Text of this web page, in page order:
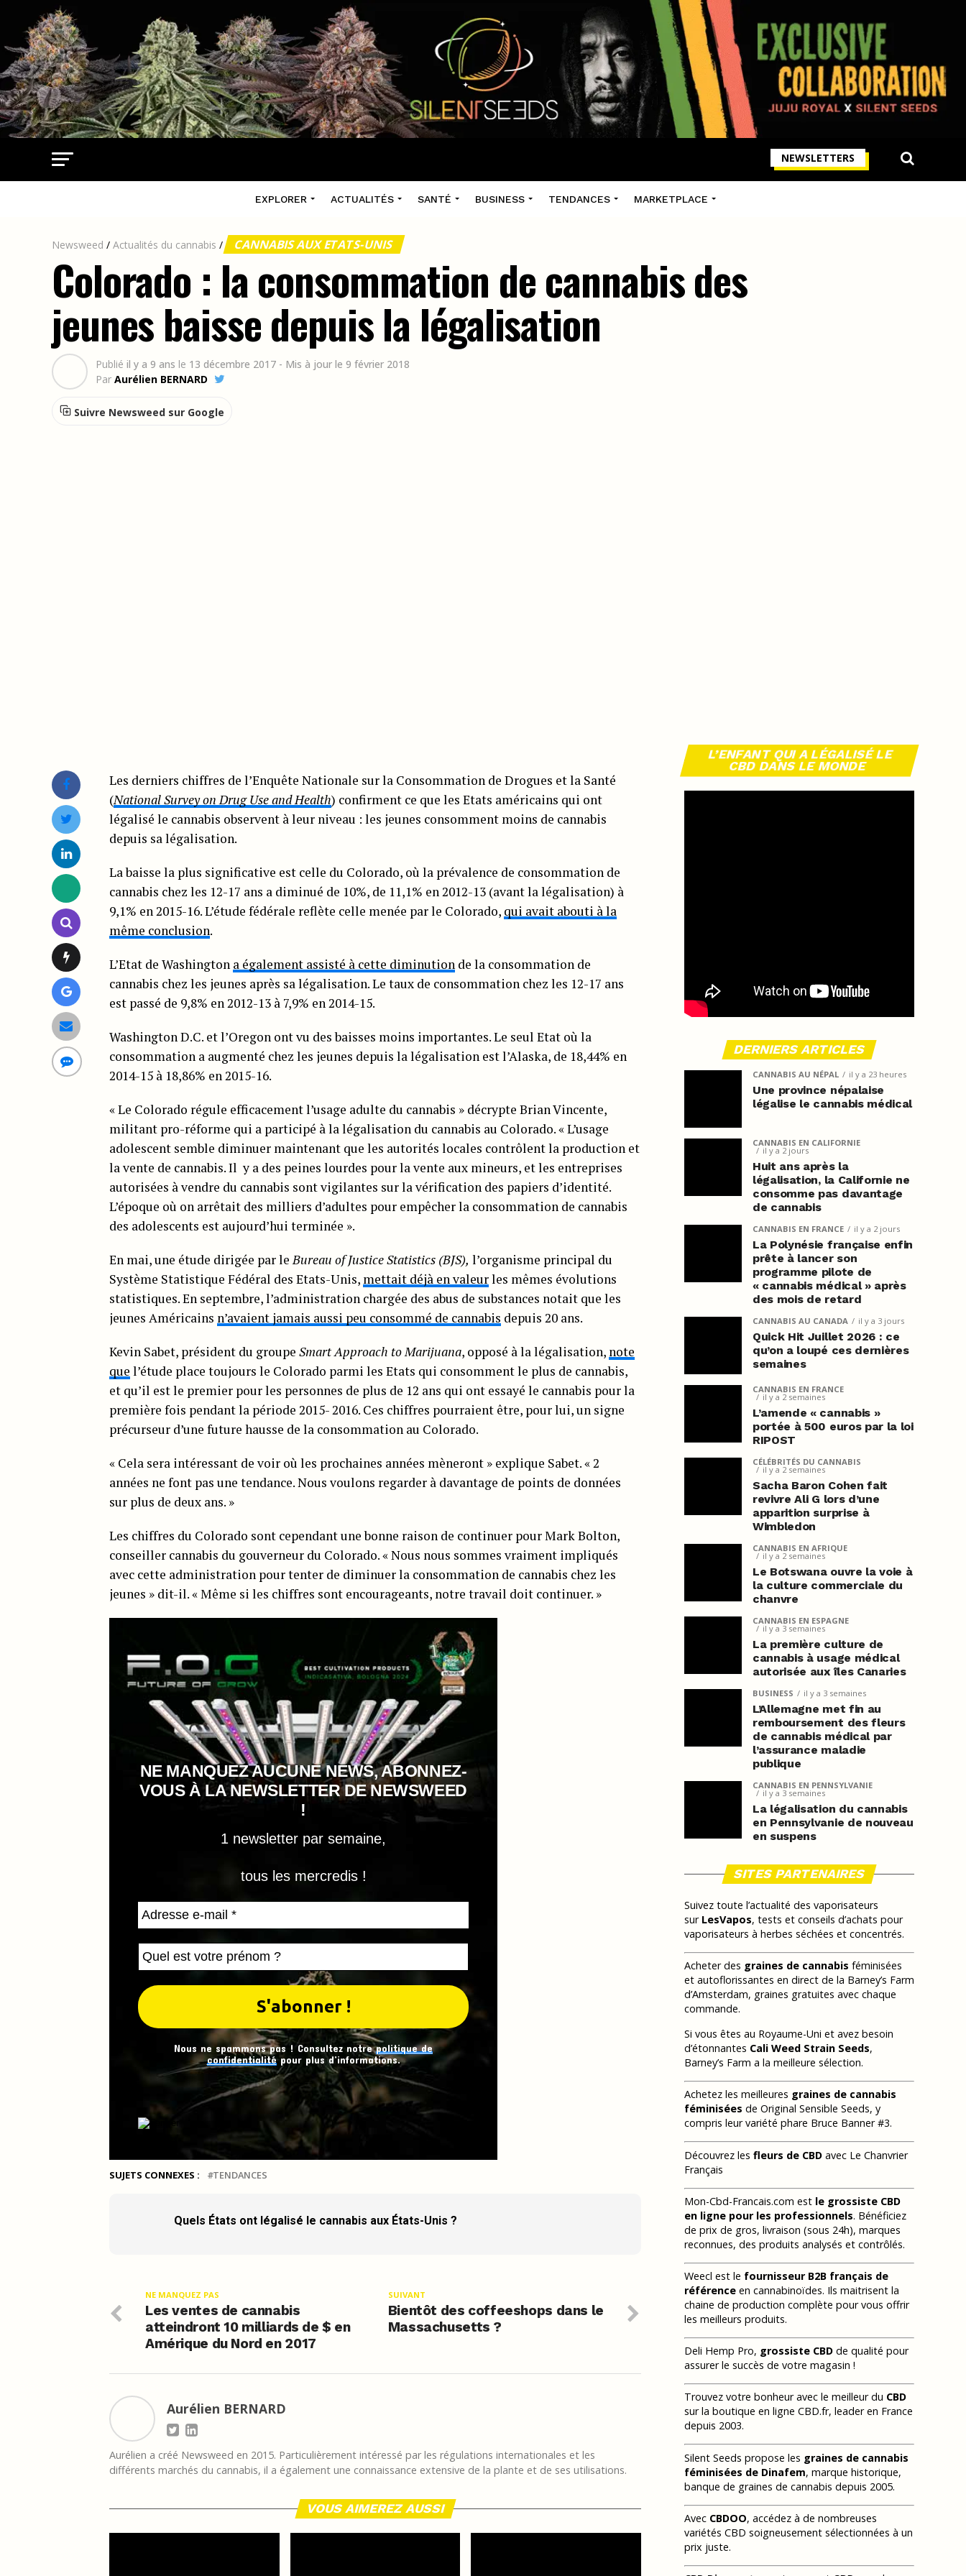
NEWSLETTERS
EXPLORER ACTUALITÉS SANTÉ BUSINESS TENDANCES MARKETPLACE
Newsweed / Actualités du cannabis / CANNABIS AUX ETATS-UNIS
Colorado : la consommation de cannabis des
jeunes baisse depuis la légalisation
Publié il y a 9 ans le 13 décembre 2017 - Mis à jour le 9 février 2018
Par Aurélien BERNARD
Suivre Newsweed sur Google
Les derniers chiffres de l’Enquête Nationale sur la Consommation de Drogues et la Santé
(National Survey on Drug Use and Health) confirment ce que les Etats américains qui ont
légalisé le cannabis observent à leur niveau : les jeunes consomment moins de cannabis
depuis sa légalisation.
La baisse la plus significative est celle du Colorado, où la prévalence de consommation de
cannabis chez les 12-17 ans a diminué de 10%, de 11,1% en 2012-13 (avant la légalisation) à
9,1% en 2015-16. L’étude fédérale reflète celle menée par le Colorado, qui avait abouti à la
même conclusion.
L’Etat de Washington a également assisté à cette diminution de la consommation de
cannabis chez les jeunes après sa légalisation. Le taux de consommation chez les 12-17 ans
est passé de 9,8% en 2012-13 à 7,9% en 2014-15.
Washington D.C. et l’Oregon ont vu des baisses moins importantes. Le seul Etat où la
consommation a augmenté chez les jeunes depuis la légalisation est l’Alaska, de 18,44% en
2014-15 à 18,86% en 2015-16.
« Le Colorado régule efficacement l’usage adulte du cannabis » décrypte Brian Vincente,
militant pro-réforme qui a participé à la légalisation du cannabis au Colorado. « L’usage
adolescent semble diminuer maintenant que les autorités locales contrôlent la production et
la vente de cannabis. Il y a des peines lourdes pour la vente aux mineurs, et les entreprises
autorisées à vendre du cannabis sont vigilantes sur la vérification des papiers d’identité.
L’époque où on arrêtait des milliers d’adultes pour empêcher la consommation de cannabis
des adolescents est aujourd’hui terminée ».
En mai, une étude dirigée par leBureau of Justice Statistics (BJS), l’organisme principal du
Système Statistique Fédéral des Etats-Unis, mettait déjà en valeurles mêmes évolutions
statistiques. En septembre, l’administration chargée des abus de substances notait que les
jeunes Américains n’avaient jamais aussi peu consommé de cannabis depuis 20 ans.
Kevin Sabet, président du groupe Smart Approach to Marijuana, opposé à la légalisation, note
que l’étude place toujours le Colorado parmi les Etats qui consomment le plus de cannabis,
et qu’il est le premier pour les personnes de plus de 12 ans qui ont essayé le cannabis pour la
première fois pendant la période 2015- 2016. Ces chiffres pourraient être, pour lui, un signe
précurseur d’une future hausse de la consommation au Colorado.
« Cela sera intéressant de voir où les prochaines années mèneront » explique Sabet. « 2
années ne font pas une tendance. Nous voulons regarder à davantage de points de données
sur plus de deux ans. »
Les chiffres du Colorado sont cependant une bonne raison de continuer pour Mark Bolton,
conseiller cannabis du gouverneur du Colorado. « Nous nous sommes vraiment impliqués
avec cette administration pour tenter de diminuer la consommation de cannabis chez les
jeunes » dit-il. « Même si les chiffres sont encourageants, notre travail doit continuer. »
NE MANQUEZ AUCUNE NEWS, ABONNEZ-
VOUS À LA NEWSLETTER DE NEWSWEED
!
1 newsletter par semaine,
tous les mercredis !
Nous ne spammons pas ! Consultez notrepolitique de
confidentialitépour plus d’informations.
SUJETS CONNEXES : TENDANCES
Quels États ont légalisé le cannabis aux États-Unis ?
SUIVANT
Bientôt des coffeeshops dans le
Massachusetts ?
NE MANQUEZ PAS
Les ventes de cannabis
atteindront 10 milliards de $ en
Amérique du Nord en 2017
Aurélien BERNARD
Aurélien a créé Newsweed en 2015. Particulièrement intéressé par les régulations internationales et les
différents marchés du cannabis, il a également une connaissance extensive de la plante et de ses utilisations.
VOUS AIMEREZ AUSSI
L’ENFANT QUI A LÉGALISÉ LE
CBD DANS LE MONDE
DERNIERS ARTICLES
CANNABIS AU NÉPAL il y a 23 heures
Une province népalaise
légalise le cannabis médical
CANNABIS EN CALIFORNIE
il y a 2 jours
Huit ans après la
légalisation, la Californie ne
consomme pas davantage
de cannabis
CANNABIS EN FRANCE il y a 2 jours
La Polynésie française enfin
prête à lancer son
programme pilote de
« cannabis médical » après
des mois de retard
CANNABIS AU CANADA il y a 3 jours
Quick Hit Juillet 2026 : ce
qu’on a loupé ces dernières
semaines
CANNABIS EN FRANCE
il y a 2 semaines
L’amende « cannabis »
portée à 500 euros par la loi
RIPOST
CÉLÉBRITÉS DU CANNABIS
il y a 2 semaines
Sacha Baron Cohen fait
revivre Ali G lors d’une
apparition surprise à
Wimbledon
CANNABIS EN AFRIQUE
il y a 2 semaines
Le Botswana ouvre la voie à
la culture commerciale du
chanvre
CANNABIS EN ESPAGNE
il y a 3 semaines
La première culture de
cannabis à usage médical
autorisée aux îles Canaries
BUSINESS il y a 3 semaines
L’Allemagne met fin au
remboursement des fleurs
de cannabis médical par
l’assurance maladie
publique
CANNABIS EN PENNSYLVANIE
il y a 3 semaines
La légalisation du cannabis
en Pennsylvanie de nouveau
en suspens
SITES PARTENAIRES
Suivez toute l’actualité des vaporisateurs
sur LesVapos, tests et conseils d’achats pour
vaporisateurs à herbes séchées et concentrés.
Acheter des graines de cannabis féminisées
et autoflorissantes en direct de la Barney’s Farm
d’Amsterdam, graines gratuites avec chaque
commande.
Si vous êtes au Royaume-Uni et avez besoin
d’étonnantes Cali Weed Strain Seeds,
Barney’s Farm a la meilleure sélection.
Achetez les meilleures graines de cannabis
féminisées de Original Sensible Seeds, y
compris leur variété phare Bruce Banner #3.
Découvrez les fleurs de CBD avec Le Chanvrier
Français
Mon-Cbd-Francais.com est le grossiste CBD
en ligne pour les professionnels. Bénéficiez
de prix de gros, livraison (sous 24h), marques
reconnues, des produits analysés et contrôlés.
Weecl est le fournisseur B2B français de
référence en cannabinoïdes. Ils maitrisent la
chaine de production complète pour vous offrir
les meilleurs produits.
Deli Hemp Pro, grossiste CBD de qualité pour
assurer le succès de votre magasin !
Trouvez votre bonheur avec le meilleur du CBD
sur la boutique en ligne CBD.fr, leader en France
depuis 2003.
Silent Seeds propose les graines de cannabis
féminisées de Dinafem, marque historique,
banque de graines de cannabis depuis 2005.
Avec CBDOO, accédez à de nombreuses
variétés CBD soigneusement sélectionnées à un
prix juste.